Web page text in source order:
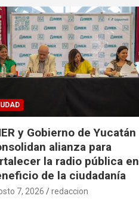
y Gobierno de Yucatán
alianza para
la radio pública en
de la ciudadanía
7, 2026 redaccion